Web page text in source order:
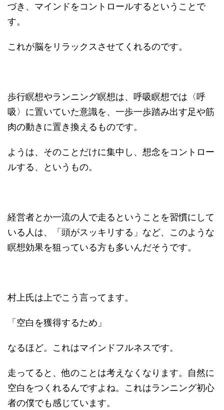
づき、マインドをコントロールするということで
す。
これが脳をリラックスさせてくれるのです。
歩行瞑想やランニング瞑想は、呼吸瞑想では〈呼
吸〉に置いていた意識を、一歩一歩踏み出す足や筋
肉の動きに置き換えるものです。
ようは、そのことだけに集中し、想念をコントロー
ルする、というもの。
経営者とか一流の人で走るということを習慣にして
いる人は、「頭がスッキリする」など、このような
瞑想効果を狙っている方も多いんだそうです。
村上氏は上でこう言ってます。
「空白を獲得するため」
なるほど。これはマインドフルネスです。
走ってると、他のことは考えなくなります。自然に
空白をつくれるんですよね。これはランニング初心
者の僕でも感じています。